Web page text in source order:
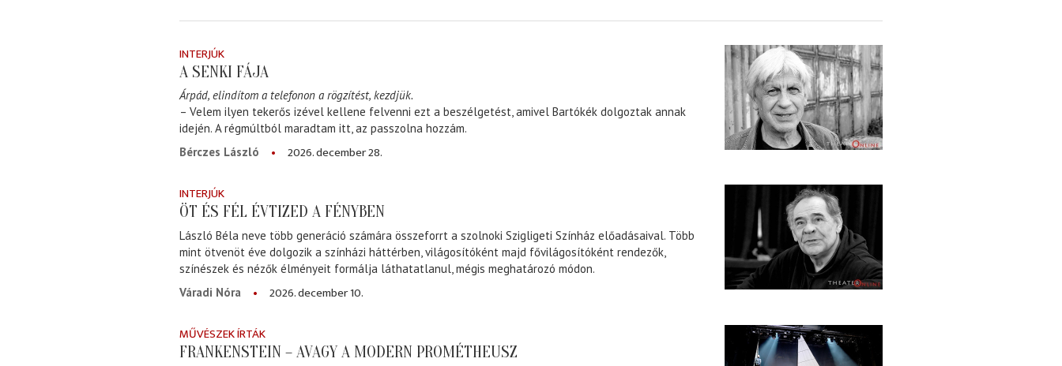
INTERJÚK
A SENKI FÁJA
Árpád, elindítom a telefonon a rögzítést, kezdjük.
– Velem ilyen tekerős izével kellene felvenni ezt a beszélgetést, amivel Bartókék dolgoztak annak
idején. A régmúltból maradtam itt, az passzolna hozzám.
Bérczes László
2026. december 28.
INTERJÚK
ÖT ÉS FÉL ÉVTIZED A FÉNYBEN
László Béla neve több generáció számára összeforrt a szolnoki Szigligeti Színház előadásaival. Több
mint ötvenöt éve dolgozik a színházi háttérben, világosítóként majd fővilágosítóként rendezők,
színészek és nézők élményeit formálja láthatatlanul, mégis meghatározó módon.
Váradi Nóra
2026. december 10.
MŰVÉSZEK ÍRTÁK
FRANKENSTEIN – AVAGY A MODERN PROMÉTHEUSZ